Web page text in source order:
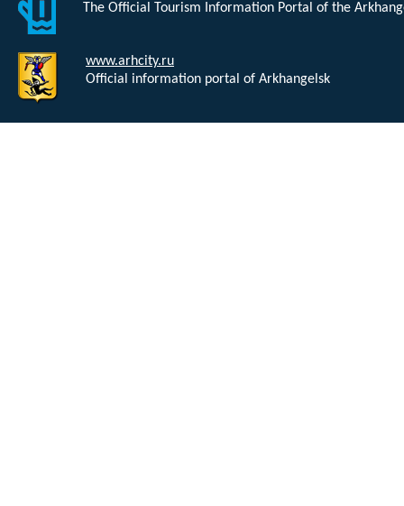
The Official Tourism Information Portal of the
www.arhcity.ru
Official information portal of Arkhangelsk